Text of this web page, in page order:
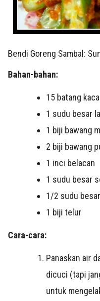
Bendi Goreng Sambal:
Bahan-bahan:
15 batang
1 sudu besar
1 biji bawang
2 biji bawang
1 inci belacan
1 sudu besar
1/2 sudu
1 biji telur
Cara-cara:
Panaskan air
dicuci (tapi
untuk